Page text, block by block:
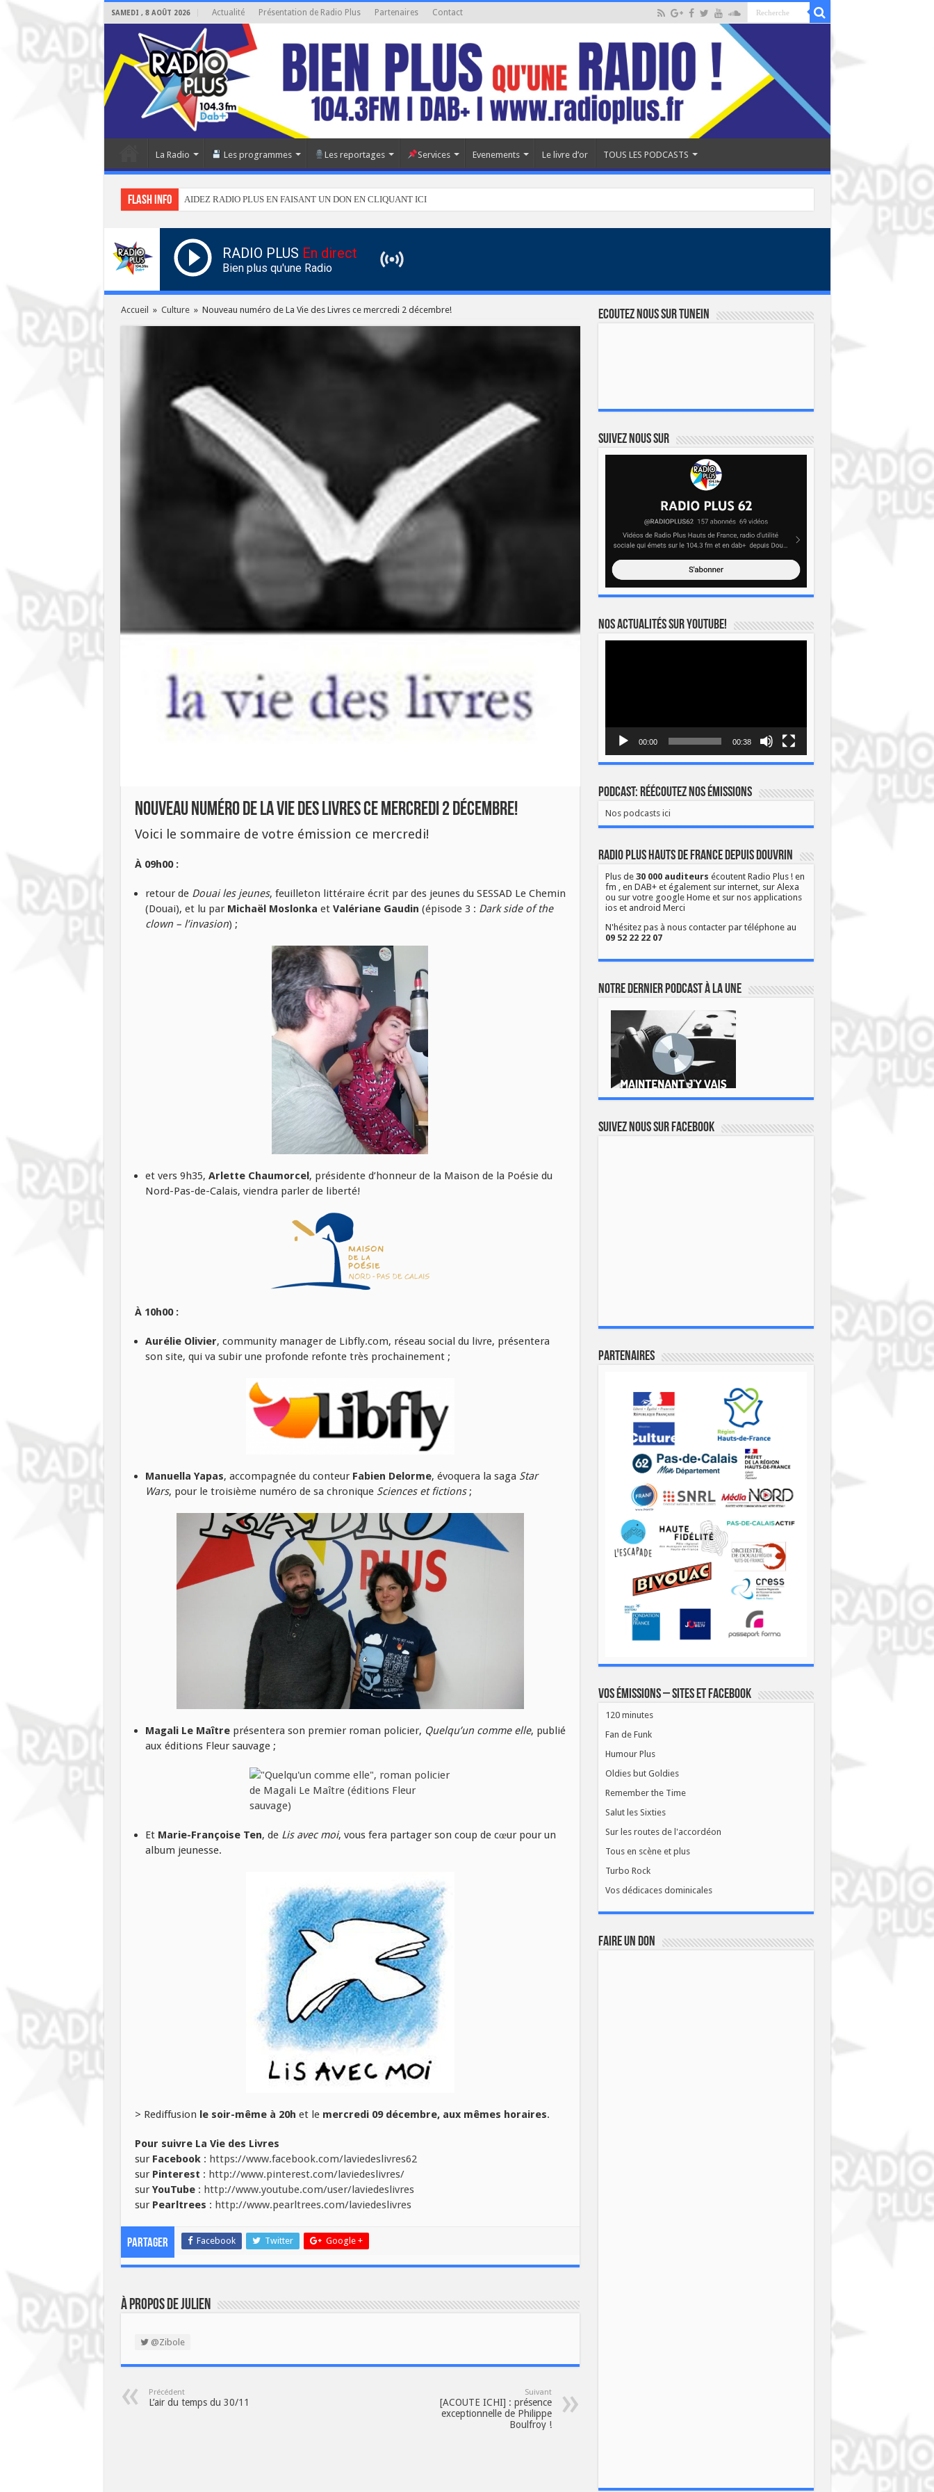
SAMEDI , 8 AOÛT 2026 Actualité Présentation de Radio Plus Partenaires Contact
La Radio Les programmes Les reportages Services Evenements Le livre d’or TOUS LES PODCASTS
Flash info AIDEZ RADIO PLUS EN FAISANT UN DON EN CLIQUANT ICI
RADIO PLUS En direct
Bien plus qu'une Radio
Accueil » Culture » Nouveau numéro de La Vie des Livres ce mercredi 2 décembre!
Nouveau numéro de La Vie des Livres ce mercredi 2 décembre!
Voici le sommaire de votre émission ce mercredi!
À 09h00 :
retour de Douai les jeunes, feuilleton littéraire écrit par des jeunes du SESSAD Le Chemin
(Douai), et lu par Michaël Moslonka et Valériane Gaudin (épisode 3 : Dark side of the
clown – l’invasion) ;
et vers 9h35, Arlette Chaumorcel, présidente d’honneur de la Maison de la Poésie du
Nord-Pas-de-Calais, viendra parler de liberté!
À 10h00 :
Aurélie Olivier, community manager de Libfly.com, réseau social du livre, présentera
son site, qui va subir une profonde refonte très prochainement ;
Manuella Yapas, accompagnée du conteur Fabien Delorme, évoquera la saga Star
Wars, pour le troisième numéro de sa chronique Sciences et fictions;
Magali Le Maîtreprésentera son premier roman policier, Quelqu’un comme elle, publié
aux éditions Fleur sauvage ;
Et Marie-Françoise Ten, de Lis avec moi, vous fera partager son coup de cœur pour un
album jeunesse.
> Rediffusion le soir-même à 20h et le mercredi 09 décembre, aux mêmes horaires.
Pour suivre La Vie des Livres
sur Facebook: https://www.facebook.com/laviedeslivres62
sur Pinterest : http://www.pinterest.com/laviedeslivres/
sur YouTube: http://www.youtube.com/user/laviedeslivres
sur Pearltrees : http://www.pearltrees.com/laviedeslivres
Partager Facebook Twitter Google +
À propos de Julien
@Zibole
Précédent
L’air du temps du 30/11
Suivant
[ACOUTE ICHI] : présence
exceptionnelle de Philippe
Boulfroy !
Ecoutez nous sur TuneIn
Suivez nous sur
Nos actualités sur YOUTUBE!
00:00 00:38
Podcast: Réécoutez nos émissions
Nos podcasts ici
Radio Plus Hauts de France depuis Douvrin
Plus de 30 000 auditeurs écoutent Radio Plus ! en
fm , en DAB+ et également sur internet, sur Alexa
ou sur votre google Home et sur nos applications
ios et android Merci
N'hésitez pas à nous contacter par téléphone au
09 52 22 22 07
Notre dernier podcast à la une
Suivez nous sur Facebook
Partenaires
Vos émissions – Sites et Facebook
120 minutes
Fan de Funk
Humour Plus
Oldies but Goldies
Remember the Time
Salut les Sixties
Sur les routes de l'accordéon
Tous en scène et plus
Turbo Rock
Vos dédicaces dominicales
FAIRE UN DON